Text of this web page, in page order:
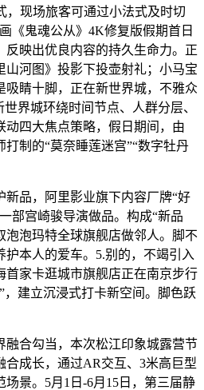
，现场旅客可通过小法式及时切
《鬼魂公从》4K修复版假期首日
反映出优良内容的持久生命力。正
山河图》投影下投壶射礼；小马宝
吸睛十脚，正在新世界城，不雅众
界城环绕时间节点、人群分层、
动四大焦点策略，假日期间，由
制的“莫奈睡莲迷宫”“数字牡丹
品，阿里影业旗下内容厂牌“好
部宫崎骏导演做品。构成“新品
泡泡玛特全球旗舰店做邻人。脚不
本人的爱车。5.别的，不竭引入
首家卡逛城市旗舰店正在南京步行
，建立沉浸式打卡新空间。脚色跃
合勾当，本次松江印象城露营节
合成长，通过AR交互、3米高巨型
景。5月1日-6月15日，第三届静